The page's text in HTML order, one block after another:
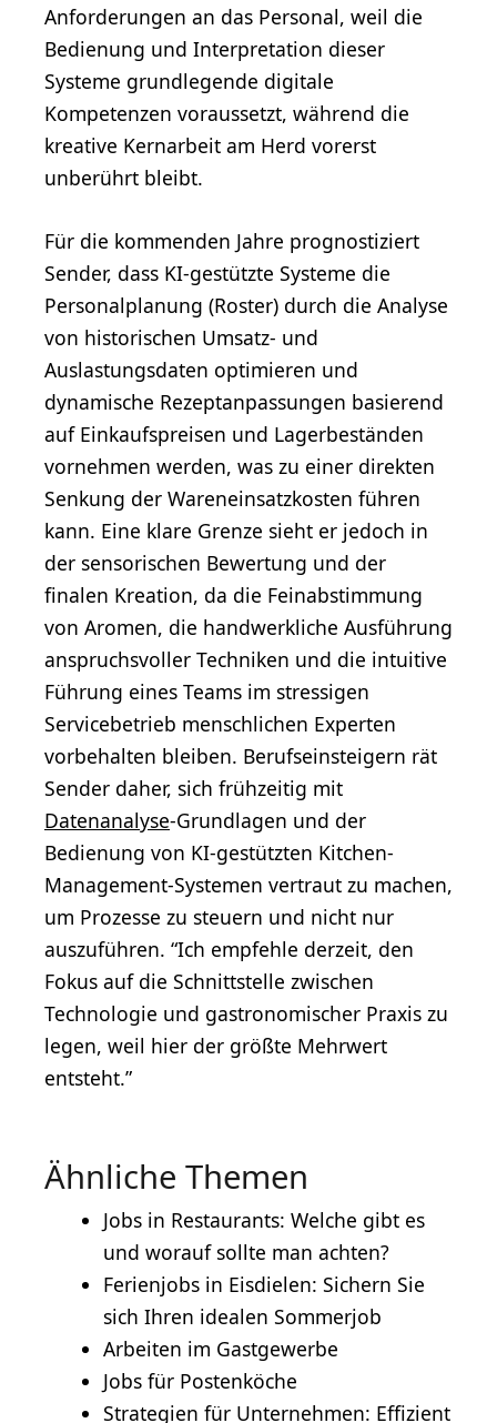
Anforderungen an das Personal, weil die
Bedienung und Interpretation dieser
Systeme grundlegende digitale
Kompetenzen voraussetzt, während die
kreative Kernarbeit am Herd vorerst
unberührt bleibt.
Für die kommenden Jahre prognostiziert
Sender, dass KI-gestützte Systeme die
Personalplanung (Roster) durch die Analyse
von historischen Umsatz- und
Auslastungsdaten optimieren und
dynamische Rezeptanpassungen basierend
auf Einkaufspreisen und Lagerbeständen
vornehmen werden, was zu einer direkten
Senkung der Wareneinsatzkosten führen
kann. Eine klare Grenze sieht er jedoch in
der sensorischen Bewertung und der
finalen Kreation, da die Feinabstimmung
von Aromen, die handwerkliche Ausführung
anspruchsvoller Techniken und die intuitive
Führung eines Teams im stressigen
Servicebetrieb menschlichen Experten
vorbehalten bleiben. Berufseinsteigern rät
Sender daher, sich frühzeitig mit
Datenanalyse-Grundlagen und der
Bedienung von KI-gestützten Kitchen-
Management-Systemen vertraut zu machen,
um Prozesse zu steuern und nicht nur
auszuführen. “Ich empfehle derzeit, den
Fokus auf die Schnittstelle zwischen
Technologie und gastronomischer Praxis zu
legen, weil hier der größte Mehrwert
entsteht.”
Ähnliche Themen
Jobs in Restaurants: Welche gibt es
und worauf sollte man achten?
Ferienjobs in Eisdielen: Sichern Sie
sich Ihren idealen Sommerjob
Arbeiten im Gastgewerbe
Jobs für Postenköche
Strategien für Unternehmen: Effizient